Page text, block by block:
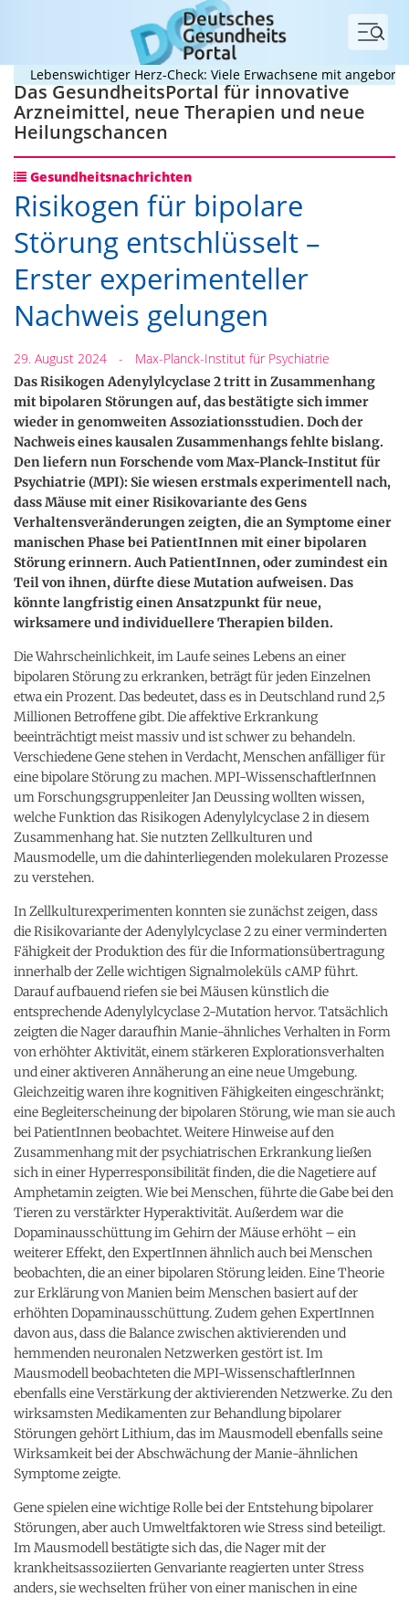
Menü
Lebenswichtiger Herz-Check: Viele Erwachsene mit
Das GesundheitsPortal für innovative
Arzneimittel, neue Therapien und neue
Heilungschancen
Gesundheitsnachrichten
Risikogen für bipolare
Störung entschlüsselt –
Erster experimenteller
Nachweis gelungen
29. August 2024 - Max-Planck-Institut für Psychiatrie
Das Risikogen Adenylylcyclase 2 tritt in Zusammenhang
mit bipolaren Störungen auf, das bestätigte sich immer
wieder in genomweiten Assoziationsstudien. Doch der
Nachweis eines kausalen Zusammenhangs fehlte bislang.
Den liefern nun Forschende vom Max-Planck-Institut für
Psychiatrie (MPI): Sie wiesen erstmals experimentell nach,
dass Mäuse mit einer Risikovariante des Gens
Verhaltensveränderungen zeigten, die an Symptome einer
manischen Phase bei PatientInnen mit einer bipolaren
Störung erinnern. Auch PatientInnen, oder zumindest ein
Teil von ihnen, dürfte diese Mutation aufweisen. Das
könnte langfristig einen Ansatzpunkt für neue,
wirksamere und individuellere Therapien bilden.
Die Wahrscheinlichkeit, im Laufe seines Lebens an einer
bipolaren Störung zu erkranken, beträgt für jeden Einzelnen
etwa ein Prozent. Das bedeutet, dass es in Deutschland rund 2,5
Millionen Betroffene gibt. Die affektive Erkrankung
beeinträchtigt meist massiv und ist schwer zu behandeln.
Verschiedene Gene stehen in Verdacht, Menschen anfälliger für
eine bipolare Störung zu machen. MPI-WissenschaftlerInnen
um Forschungsgruppenleiter Jan Deussing wollten wissen,
welche Funktion das Risikogen Adenylylcyclase 2 in diesem
Zusammenhang hat. Sie nutzten Zellkulturen und
Mausmodelle, um die dahinterliegenden molekularen Prozesse
zu verstehen.
In Zellkulturexperimenten konnten sie zunächst zeigen, dass
die Risikovariante der Adenylylcyclase 2 zu einer verminderten
Fähigkeit der Produktion des für die Informationsübertragung
innerhalb der Zelle wichtigen Signalmoleküls cAMP führt.
Darauf aufbauend riefen sie bei Mäusen künstlich die
entsprechende Adenylylcyclase 2-Mutation hervor. Tatsächlich
zeigten die Nager daraufhin Manie-ähnliches Verhalten in Form
von erhöhter Aktivität, einem stärkeren Explorationsverhalten
und einer aktiveren Annäherung an eine neue Umgebung.
Gleichzeitig waren ihre kognitiven Fähigkeiten eingeschränkt;
eine Begleiterscheinung der bipolaren Störung, wie man sie auch
bei PatientInnen beobachtet. Weitere Hinweise auf den
Zusammenhang mit der psychiatrischen Erkrankung ließen
sich in einer Hyperresponsibilität finden, die die Nagetiere auf
Amphetamin zeigten. Wie bei Menschen, führte die Gabe bei den
Tieren zu verstärkter Hyperaktivität. Außerdem war die
Dopaminausschüttung im Gehirn der Mäuse erhöht – ein
weiterer Effekt, den ExpertInnen ähnlich auch bei Menschen
beobachten, die an einer bipolaren Störung leiden. Eine Theorie
zur Erklärung von Manien beim Menschen basiert auf der
erhöhten Dopaminausschüttung. Zudem gehen ExpertInnen
davon aus, dass die Balance zwischen aktivierenden und
hemmenden neuronalen Netzwerken gestört ist. Im
Mausmodell beobachteten die MPI-WissenschaftlerInnen
ebenfalls eine Verstärkung der aktivierenden Netzwerke. Zu den
wirksamsten Medikamenten zur Behandlung bipolarer
Störungen gehört Lithium, das im Mausmodell ebenfalls seine
Wirksamkeit bei der Abschwächung der Manie-ähnlichen
Symptome zeigte.
Gene spielen eine wichtige Rolle bei der Entstehung bipolarer
Störungen, aber auch Umweltfaktoren wie Stress sind beteiligt.
Im Mausmodell bestätigte sich das, die Nager mit der
krankheitsassoziierten Genvariante reagierten unter Stress
anders, sie wechselten früher von einer manischen in eine